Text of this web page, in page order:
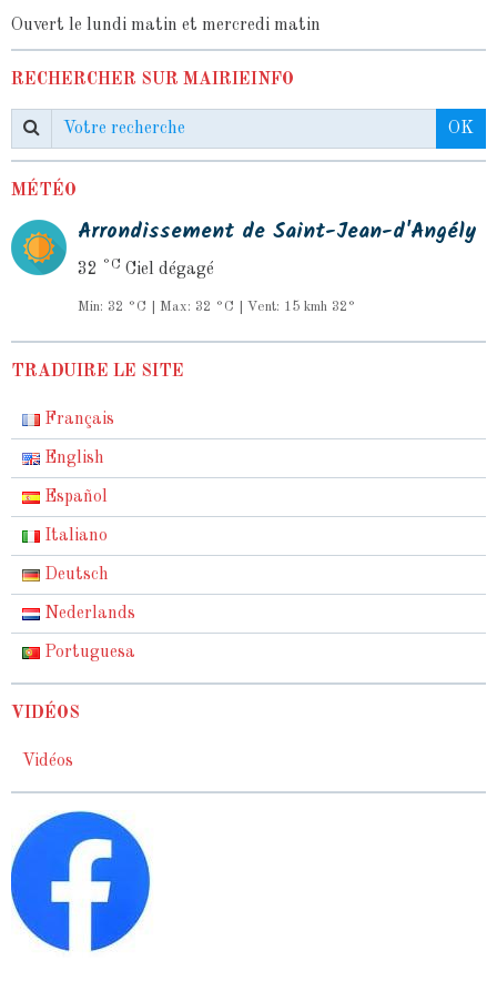
Ouvert le lundi matin et mercredi matin
RECHERCHER SUR MAIRIEINFO
OK
MÉTÉO
Arrondissement de Saint-Jean-d'Angély
32 °C Ciel dégagé
Min: 32 °C | Max: 32 °C | Vent: 15 kmh 32°
TRADUIRE LE SITE
Français
English
Español
Italiano
Deutsch
Nederlands
Portuguesa
VIDÉOS
Vidéos